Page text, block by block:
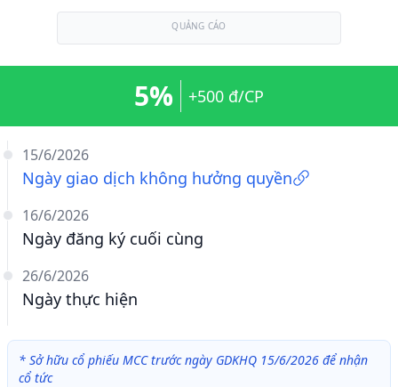
QUẢNG CÁO
15/6/2026
Ngày giao dịch không hưởng quyền
16/6/2026
Ngày đăng ký cuối cùng
26/6/2026
Ngày thực hiện
5% +500 đ/CP
* Sở hữu cổ phiếu MCC trước ngày GDKHQ 15/6/2026 để nhận
cổ tức